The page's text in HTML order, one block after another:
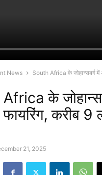
News
South Africa के जोहान्सबर्ग में
के
करीब 9
21, 2025